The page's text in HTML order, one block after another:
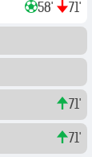
58' 71'
71'
71'